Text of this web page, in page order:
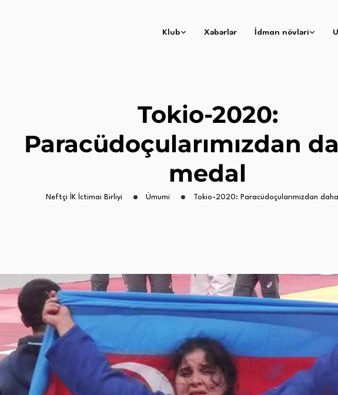
Klub Xəbərlər İdman növləri
Tokio-2020:
Paracüdoçularımızdan
medal
Neftçi İK İctimai Birliyi Ümumi Tokio-2020: Paracüdoçularımızdan